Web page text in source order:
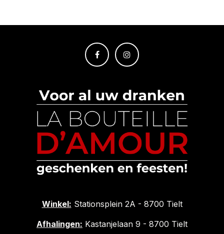
Winkel: Stationsplein 2A - 8700 Tielt
Afhalingen: Kastanjelaan 9 - 8700 Tielt